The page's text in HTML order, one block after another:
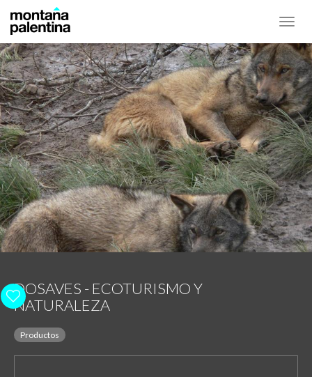
DOSAVES - ECOTURISMO Y
NATURALEZA
Productos